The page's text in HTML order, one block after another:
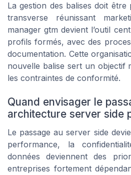
La gestion des balises doit
transverse réunissant
manager gtm devient l’outil
profils formés, avec des
documentation. Cette
nouvelle balise sert un objectif
les contraintes de conformité.
Quand envisager le
architecture server side
Le passage au server side
performance, la
données deviennent des
entreprises fortement